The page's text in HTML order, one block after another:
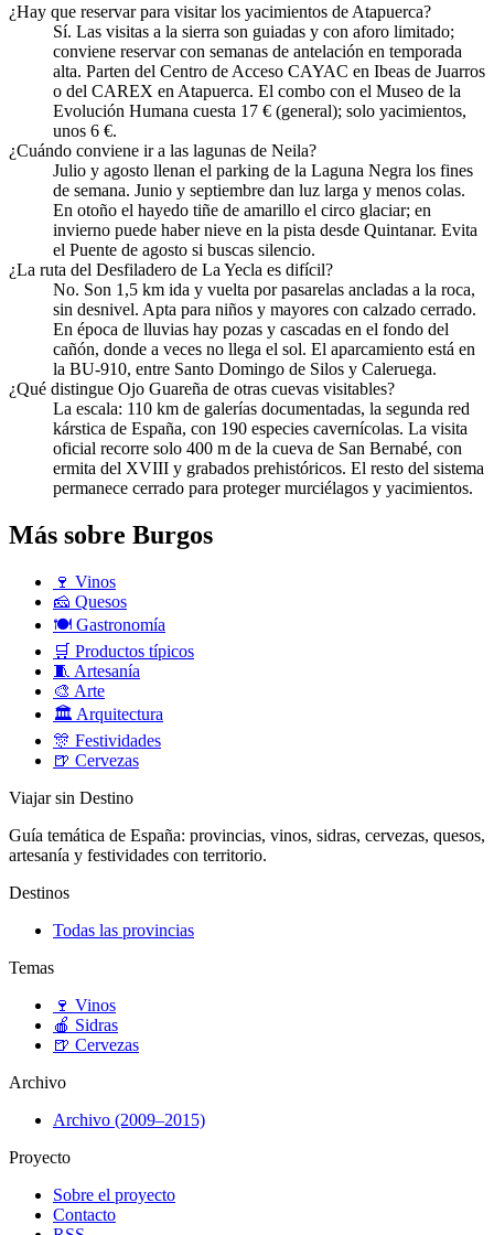
¿Hay que reservar para visitar los yacimientos de Atapuerca?
Sí. Las visitas a la sierra son guiadas y con aforo limitado;
conviene reservar con semanas de antelación en temporada
alta. Parten del Centro de Acceso CAYAC en Ibeas de Juarros
o del CAREX en Atapuerca. El combo con el Museo de la
Evolución Humana cuesta 17 € (general); solo yacimientos,
unos 6 €.
¿Cuándo conviene ir a las lagunas de Neila?
Julio y agosto llenan el parking de la Laguna Negra los fines
de semana. Junio y septiembre dan luz larga y menos colas.
En otoño el hayedo tiñe de amarillo el circo glaciar; en
invierno puede haber nieve en la pista desde Quintanar. Evita
el Puente de agosto si buscas silencio.
¿La ruta del Desfiladero de La Yecla es difícil?
No. Son 1,5 km ida y vuelta por pasarelas ancladas a la roca,
sin desnivel. Apta para niños y mayores con calzado cerrado.
En época de lluvias hay pozas y cascadas en el fondo del
cañón, donde a veces no llega el sol. El aparcamiento está en
la BU-910, entre Santo Domingo de Silos y Caleruega.
¿Qué distingue Ojo Guareña de otras cuevas visitables?
La escala: 110 km de galerías documentadas, la segunda red
kárstica de España, con 190 especies cavernícolas. La visita
oficial recorre solo 400 m de la cueva de San Bernabé, con
ermita del XVIII y grabados prehistóricos. El resto del sistema
permanece cerrado para proteger murciélagos y yacimientos.
Más sobre Burgos
🍷 Vinos
🧀 Quesos
🍽️ Gastronomía
🛒 Productos típicos
🧵 Artesanía
🎨 Arte
🏛️ Arquitectura
🎊 Festividades
🍺 Cervezas
Viajar sin Destino
Guía temática de España: provincias, vinos, sidras, cervezas, quesos,
artesanía y festividades con territorio.
Destinos
Todas las provincias
Temas
🍷 Vinos
🍎 Sidras
🍺 Cervezas
Archivo
Archivo (2009–2015)
Proyecto
Sobre el proyecto
Contacto